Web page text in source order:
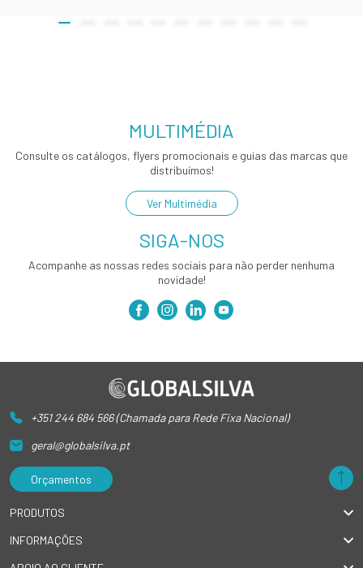
MULTIMÉDIA
Consulte os catálogos, flyers promocionais e guias das marcas que
distribuímos!
Ver Multimédia
SIGA-NOS
Acompanhe as nossas redes sociais para não perder nenhuma
novidade!
+351 244 684 566 (Chamada para Rede Fixa Nacional)
geral@globalsilva.pt
Orçamentos
PRODUTOS
INFORMAÇÕES